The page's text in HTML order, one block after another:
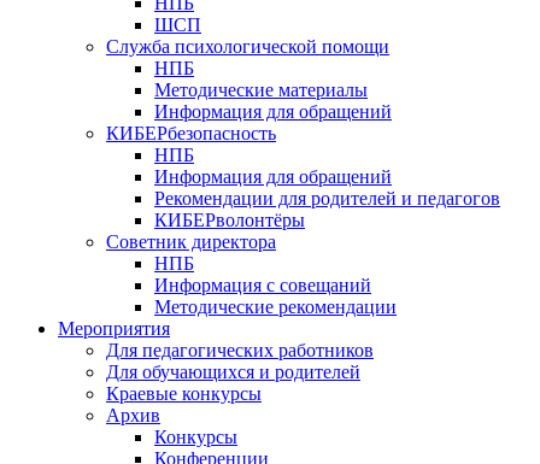
ШСП
Служба психологической помощи
НПБ
Методические материалы
Информация для обращений
КИБЕРбезопасность
НПБ
Информация для обращений
Рекомендации для родителей и педагогов
КИБЕРволонтёры
Советник директора
НПБ
Информация с совещаний
Методические рекомендации
Мероприятия
Для педагогических работников
Для обучающихся и родителей
Краевые конкурсы
Архив
Конкурсы
Конференции